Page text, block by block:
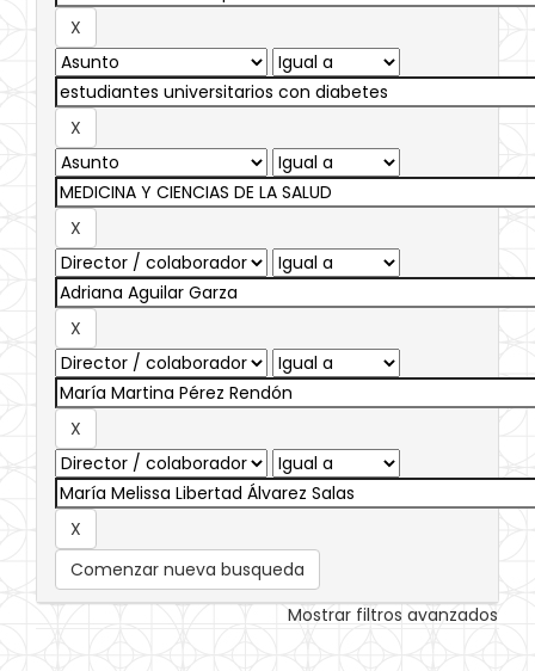
Comenzar nueva busqueda
Mostrar filtros avanzados